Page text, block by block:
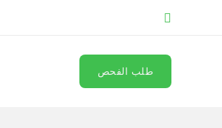
البحث
طلب الفحص